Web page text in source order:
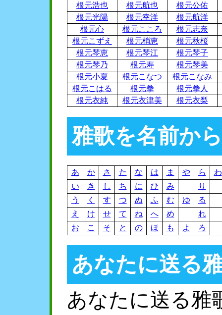
根元浩也
根元航也
根元公佑
根元光陽
根元幸洋
根元航洋
根元心
根元こころ
根元志奈
根元こずえ
根元梢恵
根元秋桜
根元琴恵
根元琴江
根元琴子
根元琴乃
根元寿
根元琴美
根元小夏
根元こなつ
根元こなみ
根元こはる
根元拳
根元拳人
根元衣純
根元衣津美 根元衣梨
雅歌を名前か
あ か さ た な は ま や ら
わ
い
き し ち に ひ み
り
う
く す つ ぬ ふ む ゆ
る
え
け せ て ね へ め
れ
お
こ そ と の ほ も よ ろ
あなたに送る
あなたに送る雅